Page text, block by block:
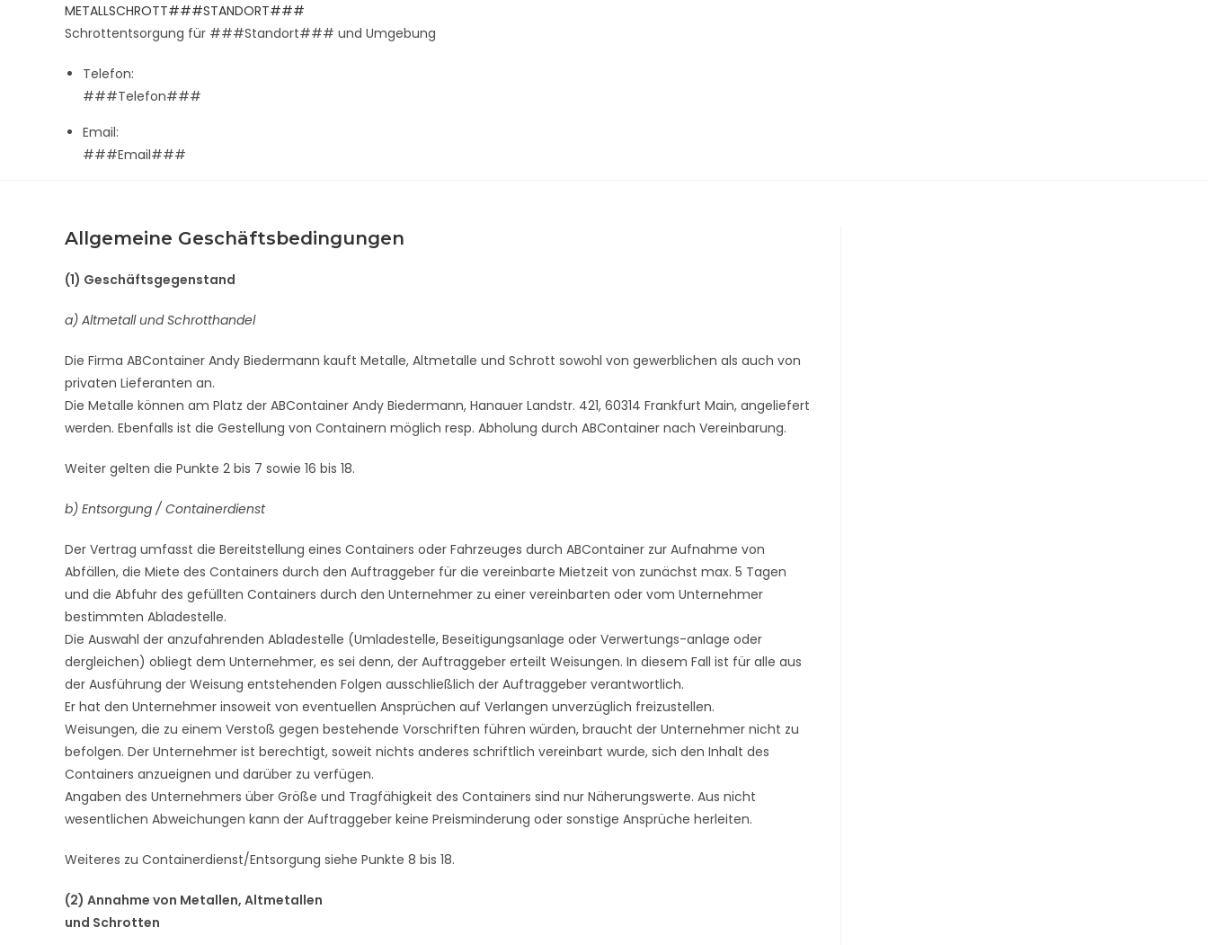
METALLSCHROTT###STANDORT###
Schrottentsorgung für ###Standort### und Umgebung
Telefon:
###Telefon###
Email:
###Email###
Allgemeine Geschäftsbedingungen
(1) Geschäftsgegenstand
a) Altmetall und Schrotthandel
Die Firma ABContainer Andy Biedermann kauft Metalle, Altmetalle und Schrott sowohl von gewerblichen als auch von
privaten Lieferanten an.
Die Metalle können am Platz der ABContainer Andy Biedermann, Hanauer Landstr. 421, 60314 Frankfurt Main, angeliefert
werden. Ebenfalls ist die Gestellung von Containern möglich resp. Abholung durch ABContainer nach Vereinbarung.
Weiter gelten die Punkte 2 bis 7 sowie 16 bis 18.
b) Entsorgung / Containerdienst
Der Vertrag umfasst die Bereitstellung eines Containers oder Fahrzeuges durch ABContainer zur Aufnahme von
Abfällen, die Miete des Containers durch den Auftraggeber für die vereinbarte Mietzeit von zunächst max. 5 Tagen
und die Abfuhr des gefüllten Containers durch den Unternehmer zu einer vereinbarten oder vom Unternehmer
bestimmten Abladestelle.
Die Auswahl der anzufahrenden Abladestelle (Umladestelle, Beseitigungsanlage oder Verwertungs-anlage oder
dergleichen) obliegt dem Unternehmer, es sei denn, der Auftraggeber erteilt Weisungen. In diesem Fall ist für alle aus
der Ausführung der Weisung entstehenden Folgen ausschließlich der Auftraggeber verantwortlich.
Er hat den Unternehmer insoweit von eventuellen Ansprüchen auf Verlangen unverzüglich freizustellen.
Weisungen, die zu einem Verstoß gegen bestehende Vorschriften führen würden, braucht der Unternehmer nicht zu
befolgen. Der Unternehmer ist berechtigt, soweit nichts anderes schriftlich vereinbart wurde, sich den Inhalt des
Containers anzueignen und darüber zu verfügen.
Angaben des Unternehmers über Größe und Tragfähigkeit des Containers sind nur Näherungswerte. Aus nicht
wesentlichen Abweichungen kann der Auftraggeber keine Preisminderung oder sonstige Ansprüche herleiten.
Weiteres zu Containerdienst/Entsorgung siehe Punkte 8 bis 18.
(2) Annahme von Metallen, Altmetallen
und Schrotten